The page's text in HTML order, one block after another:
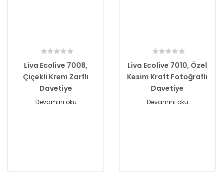
Liva Ecolive 7008,
Çiçekli Krem Zarflı
Davetiye
Devamını oku
Liva Ecolive 7010, Özel
Kesim Kraft Fotoğraflı
Davetiye
Devamını oku